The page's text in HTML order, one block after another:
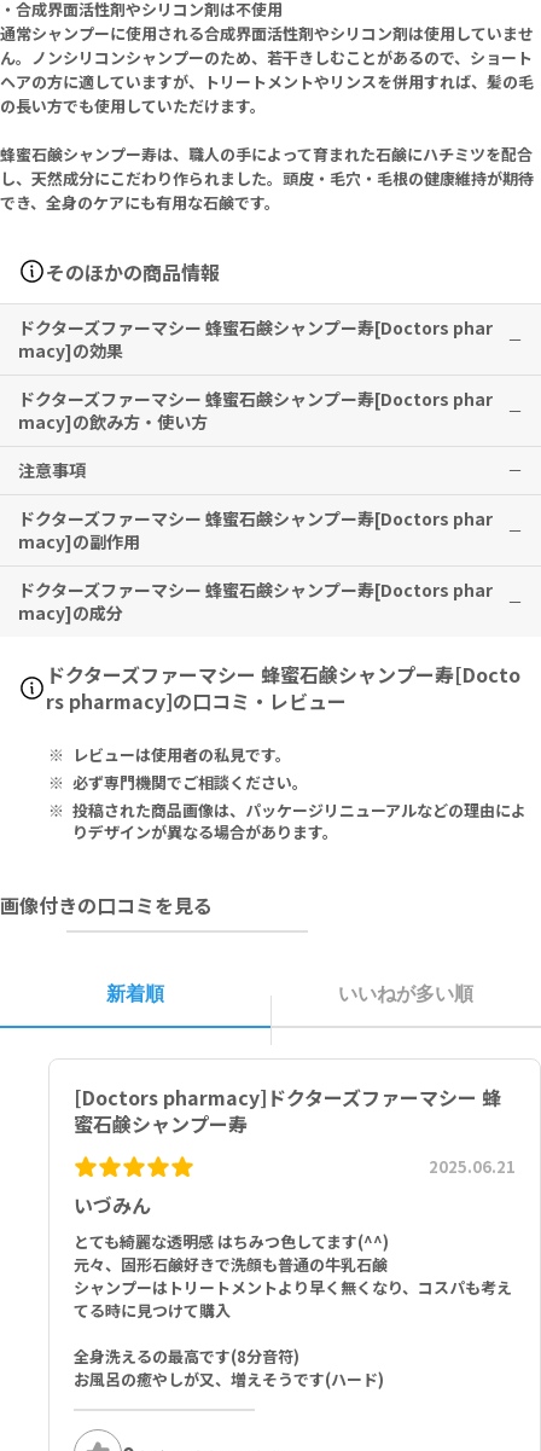
・合成界面活性剤やシリコン剤は不使用
通常シャンプーに使用される合成界面活性剤やシリコン剤は使用していませ
ん。ノンシリコンシャンプーのため、若干きしむことがあるので、ショート
ヘアの方に適していますが、トリートメントやリンスを併用すれば、髪の毛
の長い方でも使用していただけます。
蜂蜜石鹸シャンプー寿は、職人の手によって育まれた石鹸にハチミツを配合
し、天然成分にこだわり作られました。頭皮・毛穴・毛根の健康維持が期待
でき、全身のケアにも有用な石鹸です。
そのほかの商品情報
ドクターズファーマシー 蜂蜜石鹸シャンプー寿[Doctors phar
macy]の効果
頭皮の健康を保ち、潤いのある髪へと導きます。
全身のお肌のケアにも最適です。
※有用性には個人差がありますことを予めご了承ください。
ドクターズファーマシー 蜂蜜石鹸シャンプー寿[Doctors phar
macy]の飲み方・使い方
シャンプーとしての使用方法
髪を濡らし、マッサージするように泡立てながら洗い、しっかりと洗
い流してください。
注意事項
・お肌に異常が生じていないかよく注意して使用してください。
・お肌に合わないときは、使用を中止し、医師にご相談ください。
・目に入ったときは、すぐに洗い流してください。
・お風呂場で使用の場合、使用後は必ず石鹸ケースに入れて保管して
ください。
がありますが、製品にはなんら問題ございませんので、安心してご使
用ください。
ドクターズファーマシー 蜂蜜石鹸シャンプー寿[Doctors phar
macy]の副作用
特に副作用は報告されておりませんが、異常を感じた際はただちに使
用を中止し、医師の診察をお受けください。
ドクターズファーマシー 蜂蜜石鹸シャンプー寿[Doctors phar
macy]の成分
Soap raw materials, water, sucrose, glycerin, honey, perfum
e, EDTA-4Na, Yellow 406.
4Na、黄色406号
ドクターズファーマシー 蜂蜜石鹸シャンプー寿[Docto
rs pharmacy]の口コミ・レビュー
レビューは使用者の私見です。
必ず専門機関でご相談ください。
投稿された商品画像は、パッケージリニューアルなどの理由によ
りデザインが異なる場合があります。
画像付きの口コミを見る
新着順 いいねが多い順
[Doctors pharmacy]ドクターズファーマシー 蜂
蜜石鹸シャンプー寿
いづみん
2025.06.21
とても綺麗な透明感 はちみつ色してます(^^)
元々、固形石鹸好きで洗顔も普通の牛乳石鹸
シャンプーはトリートメントより早く無くなり、コスパも考え
てる時に見つけて購入
全身洗えるの最高です(8分音符)
お風呂の癒やしが又、増えそうです(ハード)